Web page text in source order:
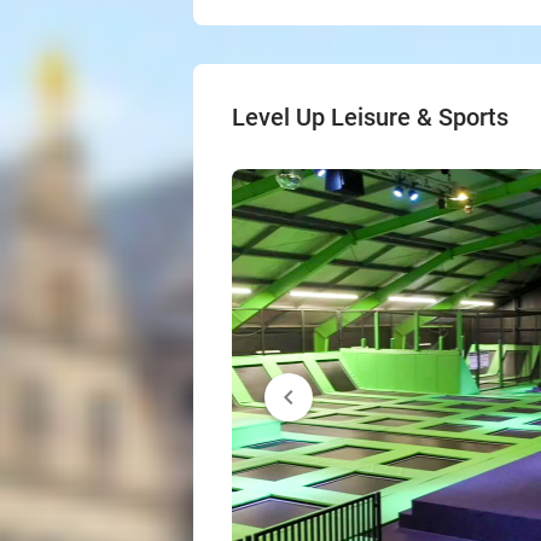
Level Up Leisure & Sports
chevron_left